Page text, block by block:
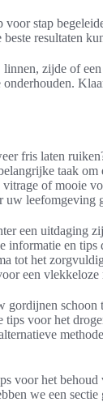
stap
resultaten
zijde of
fris laten
taak
of mooie
uw leefomgeving
een uitdaging
informatie en
tot het
een
gordijnen
tips voor het
voor het
we een